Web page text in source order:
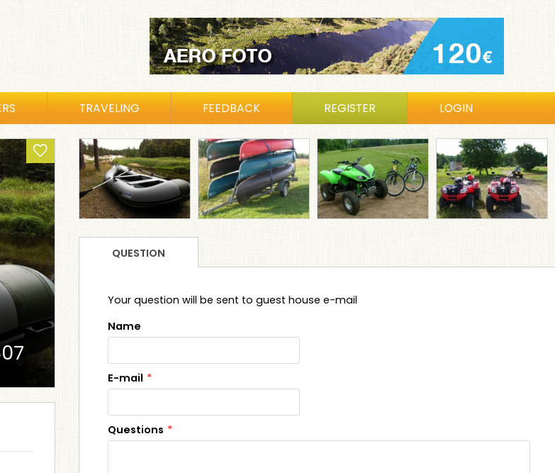
TRAVELING FEEDBACK REGISTER LOGIN
QUESTION
Your question will be sent to guest house e-mail
Name
E-mail *
Questions *